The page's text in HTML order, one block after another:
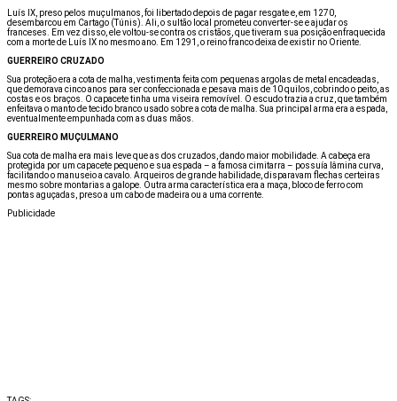
Luís IX, preso pelos muçulmanos, foi libertado depois de pagar resgate e, em 1270,
desembarcou em Cartago (Túnis). Ali, o sultão local prometeu converter-se e ajudar os
franceses. Em vez disso, ele voltou-se contra os cristãos, que tiveram sua posição enfraquecida
com a morte de Luís IX no mesmo ano. Em 1291, o reino franco deixa de existir no Oriente.
GUERREIRO CRUZADO
Sua proteção era a cota de malha, vestimenta feita com pequenas argolas de metal encadeadas,
que demorava cinco anos para ser confeccionada e pesava mais de 10 quilos, cobrindo o peito, as
costas e os braços. O capacete tinha uma viseira removível. O escudo trazia a cruz, que também
enfeitava o manto de tecido branco usado sobre a cota de malha. Sua principal arma era a espada,
eventualmente empunhada com as duas mãos.
GUERREIRO MUÇULMANO
Sua cota de malha era mais leve que as dos cruzados, dando maior mobilidade. A cabeça era
protegida por um capacete pequeno e sua espada – a famosa cimitarra – possuía lâmina curva,
facilitando o manuseio a cavalo. Arqueiros de grande habilidade, disparavam flechas certeiras
mesmo sobre montarias a galope. Outra arma característica era a maça, bloco de ferro com
pontas aguçadas, preso a um cabo de madeira ou a uma corrente.
Publicidade